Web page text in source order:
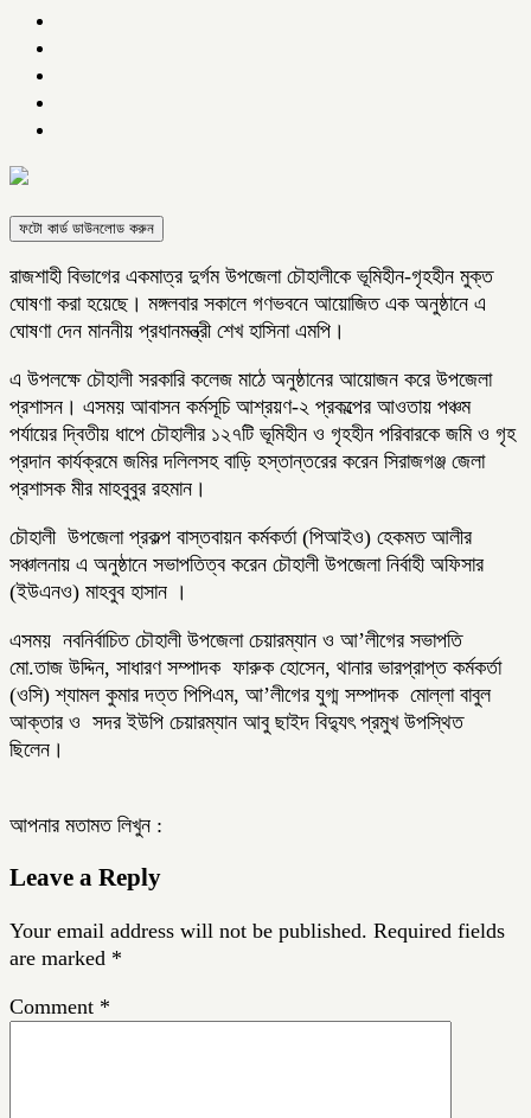
ফটো কার্ড ডাউনলোড করুন
রাজশাহী বিভাগের একমাত্র দুর্গম উপজেলা চৌহালীকে ভূমিহীন-গৃহহীন মুক্ত
ঘোষণা করা হয়েছে। মঙ্গলবার সকালে গণভবনে আয়োজিত এক অনুষ্ঠানে এ
ঘোষণা দেন মাননীয় প্রধানমন্ত্রী শেখ হাসিনা এমপি।
এ উপলক্ষে চৌহালী সরকারি কলেজ মাঠে অনুষ্ঠানের আয়োজন করে উপজেলা
প্রশাসন। এসময় আবাসন কর্মসূচি আশ্রয়ণ-২ প্রকল্পের আওতায় পঞ্চম
পর্যায়ের দ্বিতীয় ধাপে চৌহালীর ১২৭টি ভূমিহীন ও গৃহহীন পরিবারকে জমি ও গৃহ
প্রদান কার্যক্রমে জমির দলিলসহ বাড়ি হস্তান্তরের করেন সিরাজগঞ্জ জেলা
প্রশাসক মীর মাহবুবুর রহমান।
চৌহালী উপজেলা প্রকল্প বাস্তবায়ন কর্মকর্তা (পিআইও) হেকমত আলীর
সঞ্চালনায় এ অনুষ্ঠানে সভাপতিত্ব করেন চৌহালী উপজেলা নির্বাহী অফিসার
(ইউএনও) মাহবুব হাসান ।
এসময় নবনির্বাচিত চৌহালী উপজেলা চেয়ারম্যান ও আ’লীগের সভাপতি
মো.তাজ উদ্দিন, সাধারণ সম্পাদক ফারুক হোসেন, থানার ভারপ্রাপ্ত কর্মকর্তা
(ওসি) শ্যামল কুমার দত্ত পিপিএম, আ’লীগের যুগ্ম সম্পাদক মোল্লা বাবুল
আক্তার ও সদর ইউপি চেয়ারম্যান আবু ছাইদ বিদ্যুৎ প্রমুখ উপস্থিত
ছিলেন।
আপনার মতামত লিখুন :
Leave a Reply
Your email address will not be published. Required fields
are marked *
Comment *